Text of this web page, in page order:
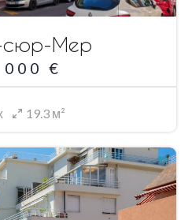
сюр-Мер
000 €
19.3 м²